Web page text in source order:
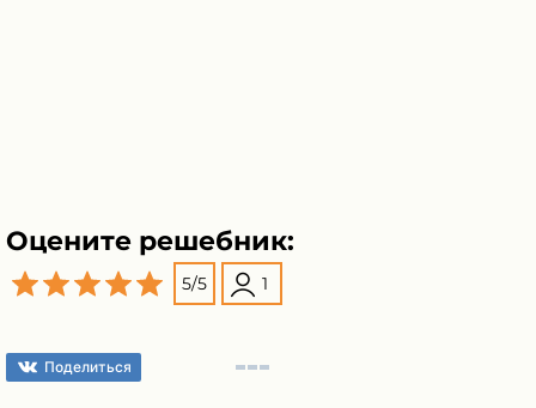
Оцените решебник:
5/5 1
Поделиться